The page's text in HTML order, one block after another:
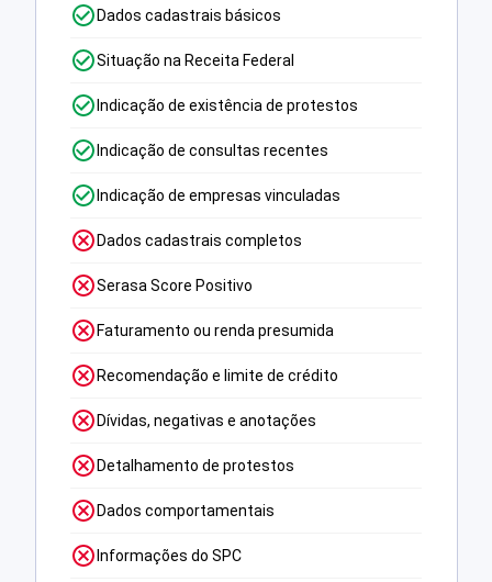
Dados cadastrais básicos
Situação na Receita Federal
Indicação de existência de protestos
Indicação de consultas recentes
Indicação de empresas vinculadas
Dados cadastrais completos
Serasa Score Positivo
Faturamento ou renda presumida
Recomendação e limite de crédito
Dívidas, negativas e anotações
Detalhamento de protestos
Dados comportamentais
Informações do SPC